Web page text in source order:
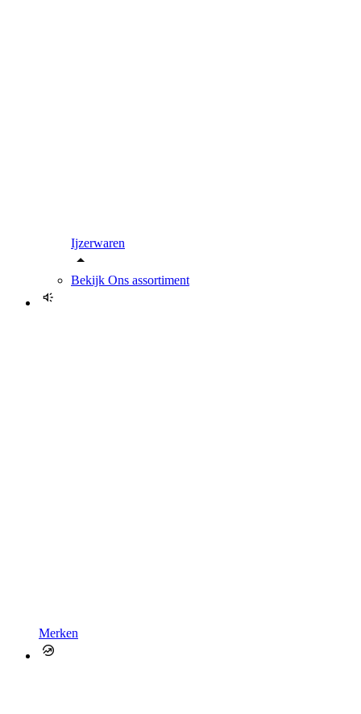
Ijzerwaren
Bekijk Ons assortiment
Merken